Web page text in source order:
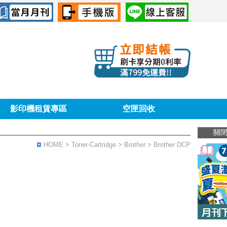
關閉
影印機租賃專區 空匣回收
HOME > Toner-Cartridge > Brother > Brother DCP